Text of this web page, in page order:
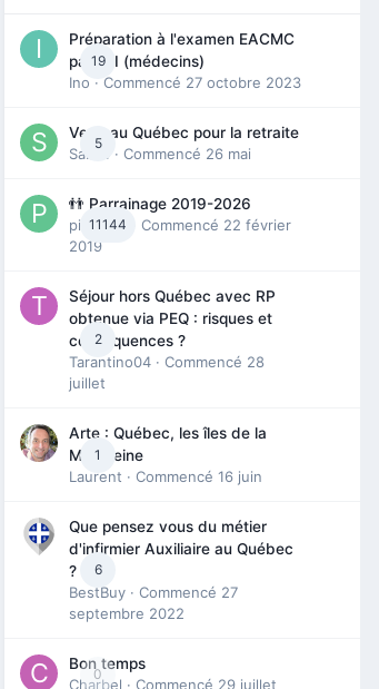
19
Préparation à l'examen EACMC
partie I (médecins)
Ino · Commencé 27 octobre 2023
5
Venir au Québec pour la retraite
Sab74
· Commencé 26 mai
11144
👬 Parrainage 2019-2026
piinoush
· Commencé 22 février
2019
2
Séjour hors Québec avec RP
obtenue via PEQ : risques et
conséquences ?
Tarantino04 · Commencé 28
juillet
1
Arte : Québec, les îles de la
Madeleine
Laurent · Commencé 16 juin
6
Que pensez vous du métier
d'infirmier Auxiliaire au Québec
?
BestBuy · Commencé 27
septembre 2022
0
Bon temps
Charbel · Commencé 29 juillet